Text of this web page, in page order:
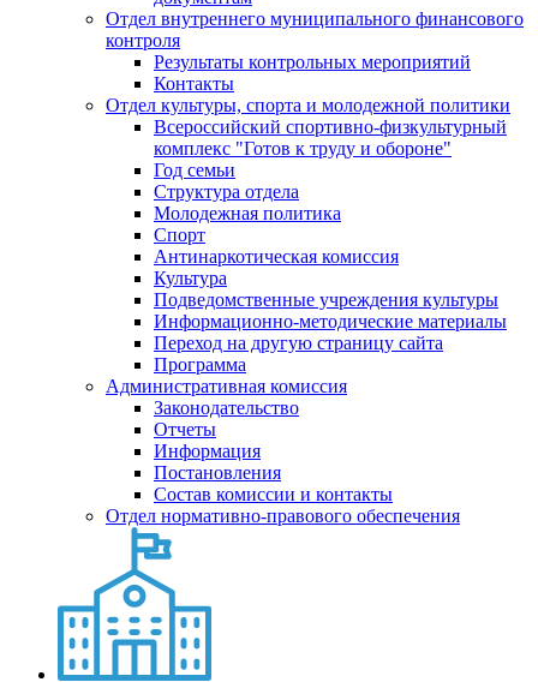
Отдел внутреннего муниципального финансового
контроля
Результаты контрольных мероприятий
Контакты
Отдел культуры, спорта и молодежной политики
Всероссийский спортивно-физкультурный
комплекс "Готов к труду и обороне"
Год семьи
Структура отдела
Молодежная политика
Спорт
Антинаркотическая комиссия
Культура
Подведомственные учреждения культуры
Информационно-методические материалы
Переход на другую страницу сайта
Программа
Административная комиссия
Законодательство
Отчеты
Информация
Постановления
Состав комиссии и контакты
Отдел нормативно-правового обеспечения